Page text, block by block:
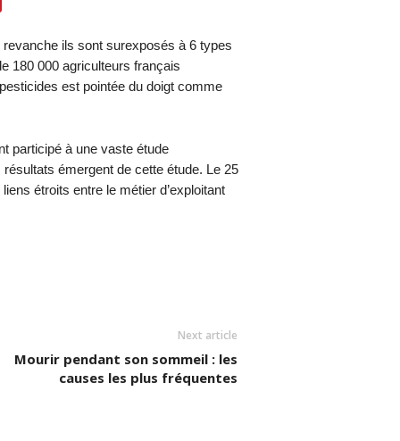
ils sont surexposés à 6 types
180 000 agriculteurs français
est pointée du doigt comme
participé à une vaste étude
émergent de cette étude. Le 25
étroits entre le métier d’exploitant
Next article
Mourir pendant son sommeil : les
causes les plus fréquentes